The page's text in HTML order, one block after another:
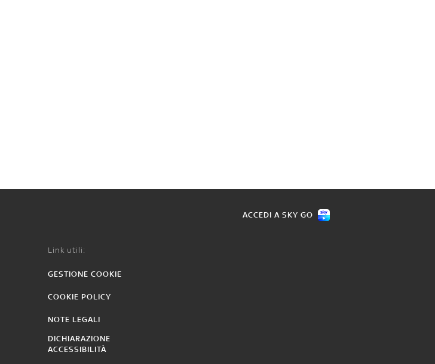
ACCEDI A SKY GO
Link utili:
GESTIONE COOKIE
COOKIE POLICY
NOTE LEGALI
DICHIARAZIONE
ACCESSIBILITÀ